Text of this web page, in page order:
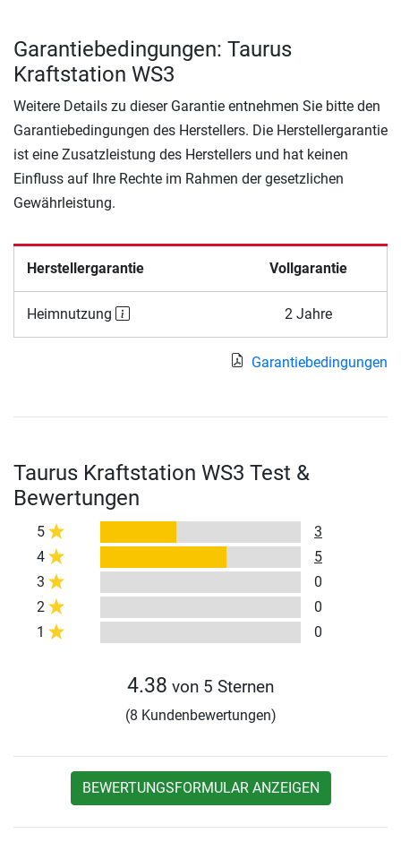
Garantiebedingungen: Taurus
Kraftstation WS3
Weitere Details zu dieser Garantie entnehmen Sie bitte den
Garantiebedingungen des Herstellers. Die Herstellergarantie
ist eine Zusatzleistung des Herstellers und hat keinen
Einfluss auf Ihre Rechte im Rahmen der gesetzlichen
Gewährleistung.
Herstellergarantie Vollgarantie
Heimnutzung 2 Jahre
Garantiebedingungen
Taurus Kraftstation WS3 Test &
Bewertungen
5
3
4
5
3
0
2
0
1
0
4.38 von 5 Sternen
(8 Kundenbewertungen)
BEWERTUNGSFORMULAR ANZEIGEN